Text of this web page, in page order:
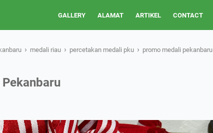
GALLERY ALAMAT ARTIKEL CONTACT
› medali riau › percetakan medali pku › promo medali pekanbaru